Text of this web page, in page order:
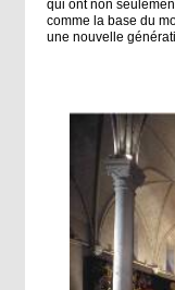
qui ont non
comme la base du
une nouvelle